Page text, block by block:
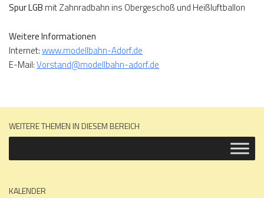
Spur LGB mit Zahnradbahn ins Obergeschoß und Heißluftballon
Weitere Informationen
Internet:www.modellbahn-Adorf.de
E-Mail:Vorstand@modellbahn-adorf.de
WEITERE THEMEN IN DIESEM BEREICH
KALENDER